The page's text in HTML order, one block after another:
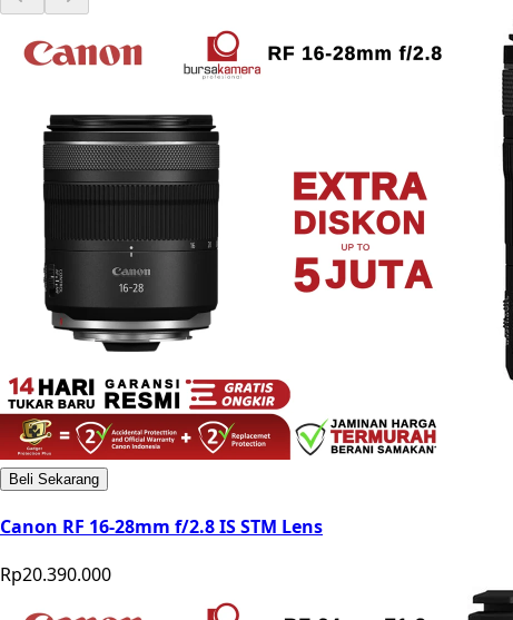
Beli Sekarang
Canon RF 16-28mm f/2.8 IS STM Lens
Rp20.390.000